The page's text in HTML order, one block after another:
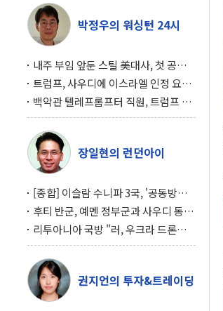
박정우의 워싱턴 24시
내주 부임 앞둔 스틸 美대사, 첫 공개
행사서 "한미동맹 강화 최우선 과제"
트럼프, 사우디에 이스라엘 인정 요
구…원자력 협정 서명 하루 만에 좌초
위기
백악관 텔레프롬프터 직원, 트럼프 연
설 미리 보고 베팅 시장서 10만달러 챙
겨
장일현의 런던아이
[종합] 이슬람 수니파 3국, '공동방위
협정' 체결… 이스라엘·이란 위협에
맞설 자체 억지력 강화
후티 반군, 예멘 정부군과 사우디 동시
공격… 위기 고조되는 또 다른 중동 화
약고
리투아니아 국방 "러, 우크라 드론으
로 나토 회원국 공격 검토… 거짓 깃발
작전"
권지언의 투자&트레이딩